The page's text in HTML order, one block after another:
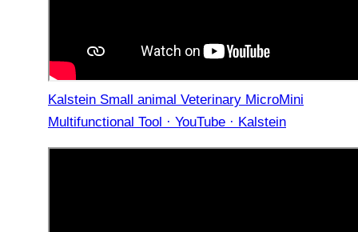
Kalstein Small animal Veterinary MicroMini
Multifunctional Tool · YouTube · Kalstein